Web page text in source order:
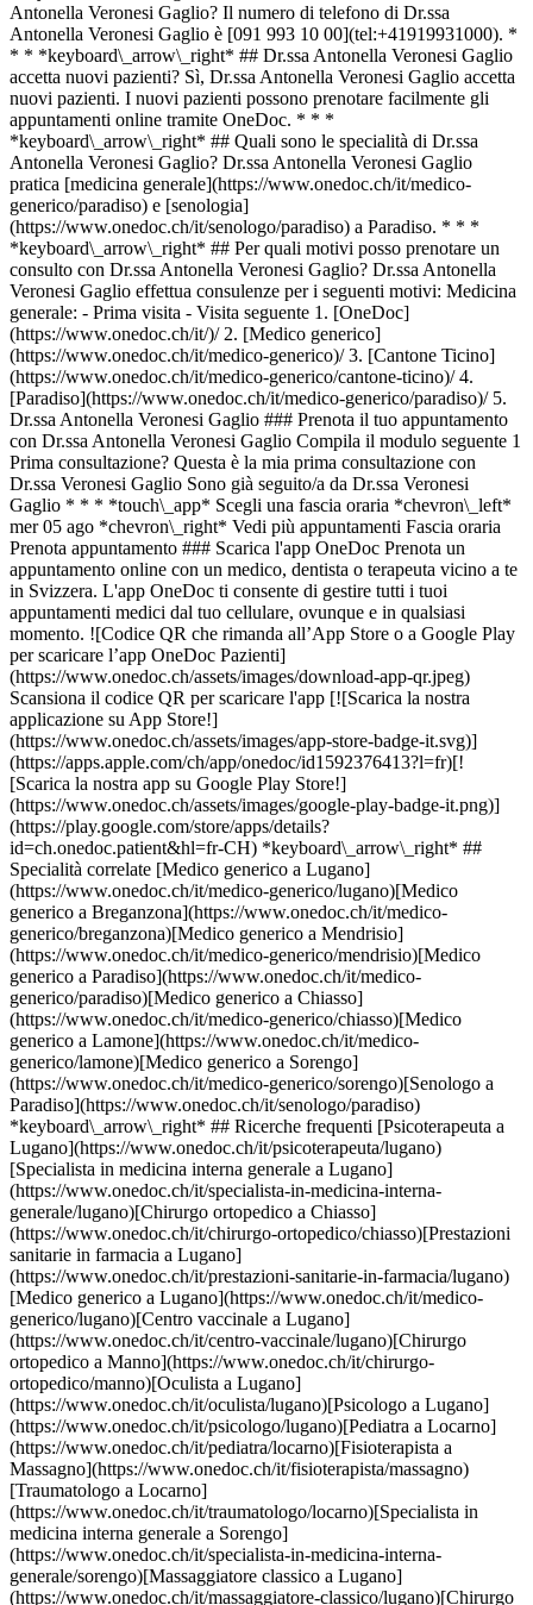
Antonella Veronesi Gaglio? Il numero di telefono di Dr.ssa
Antonella Veronesi Gaglio è [091 993 10 00](tel:+41919931000). *
* * *keyboard\_arrow\_right* ## Dr.ssa Antonella Veronesi Gaglio
accetta nuovi pazienti? Sì, Dr.ssa Antonella Veronesi Gaglio accetta
nuovi pazienti. I nuovi pazienti possono prenotare facilmente gli
appuntamenti online tramite OneDoc. * * *
*keyboard\_arrow\_right* ## Quali sono le specialità di Dr.ssa
Antonella Veronesi Gaglio? Dr.ssa Antonella Veronesi Gaglio
pratica [medicina generale](https://www.onedoc.ch/it/medico-
generico/paradiso) e [senologia]
(https://www.onedoc.ch/it/senologo/paradiso) a Paradiso. * * *
*keyboard\_arrow\_right* ## Per quali motivi posso prenotare un
consulto con Dr.ssa Antonella Veronesi Gaglio? Dr.ssa Antonella
Veronesi Gaglio effettua consulenze per i seguenti motivi: Medicina
generale: - Prima visita - Visita seguente 1. [OneDoc](https://www.onedoc.ch/it/)/ 2. [Medico generico](https://www.onedoc.ch/it/medico-generico)/ 3. [Cantone Ticino](https://www.onedoc.ch/it/medico-generico/cantone-ticino)/ 4. [Paradiso](https://www.onedoc.ch/it/medico-generico/paradiso)/ 5. Dr.ssa Antonella Veronesi Gaglio ### Prenota il tuo appuntamento con Dr.ssa Antonella Veronesi Gaglio Compila il modulo seguente 1 Prima consultazione? Questa è la mia prima consultazione con Dr.ssa Veronesi Gaglio Sono già seguito/a da Dr.ssa Veronesi Gaglio * * * *touch\_app* Scegli una fascia oraria *chevron\_left* mer 05 ago *chevron\_right* Vedi più appuntamenti Fascia oraria Prenota appuntamento ### Scarica l'app OneDoc Prenota un appuntamento online con un medico, dentista o terapeuta vicino a te in Svizzera. L'app OneDoc ti consente di gestire tutti i tuoi appuntamenti medici dal tuo cellulare, ovunque e in qualsiasi momento. ![Codice QR che rimanda all’App Store o a Google Play per scaricare l’app OneDoc Pazienti](https://www.onedoc.ch/assets/images/download-app-qr.jpeg) Scansiona il codice QR per scaricare l'app [![Scarica la nostra applicazione su App Store!](https://www.onedoc.ch/assets/images/app-store-badge-it.svg)](https://apps.apple.com/ch/app/onedoc/id1592376413?l=fr)[![Scarica la nostra app su Google Play Store!](https://www.onedoc.ch/assets/images/google-play-badge-it.png)](https://play.google.com/store/apps/details?id=ch.onedoc.patient&hl=fr-CH) *keyboard\_arrow\_right* ## Specialità correlate [Medico generico a Lugano](https://www.onedoc.ch/it/medico-generico/lugano)[Medico generico a Breganzona](https://www.onedoc.ch/it/medico-generico/breganzona)[Medico generico a Mendrisio](https://www.onedoc.ch/it/medico-generico/mendrisio)[Medico generico a Paradiso](https://www.onedoc.ch/it/medico-generico/paradiso)[Medico generico a Chiasso](https://www.onedoc.ch/it/medico-generico/chiasso)[Medico generico a Lamone](https://www.onedoc.ch/it/medico-generico/lamone)[Medico generico a Sorengo](https://www.onedoc.ch/it/medico-generico/sorengo)[Senologo a Paradiso](https://www.onedoc.ch/it/senologo/paradiso) *keyboard\_arrow\_right* ## Ricerche frequenti [Psicoterapeuta a Lugano](https://www.onedoc.ch/it/psicoterapeuta/lugano)[Specialista in medicina interna generale a Lugano](https://www.onedoc.ch/it/specialista-in-medicina-interna-generale/lugano)[Chirurgo ortopedico a Chiasso](https://www.onedoc.ch/it/chirurgo-ortopedico/chiasso)[Prestazioni sanitarie in farmacia a Lugano](https://www.onedoc.ch/it/prestazioni-sanitarie-in-farmacia/lugano)[Medico generico a Lugano](https://www.onedoc.ch/it/medico-generico/lugano)[Centro vaccinale a Lugano](https://www.onedoc.ch/it/centro-vaccinale/lugano)[Chirurgo ortopedico a Manno](https://www.onedoc.ch/it/chirurgo-ortopedico/manno)[Oculista a Lugano](https://www.onedoc.ch/it/oculista/lugano)[Psicologo a Lugano](https://www.onedoc.ch/it/psicologo/lugano)[Pediatra a Locarno](https://www.onedoc.ch/it/pediatra/locarno)[Fisioterapista a Massagno](https://www.onedoc.ch/it/fisioterapista/massagno)[Traumatologo a Locarno](https://www.onedoc.ch/it/traumatologo/locarno)[Specialista in medicina interna generale a Sorengo](https://www.onedoc.ch/it/specialista-in-medicina-interna-generale/sorengo)[Massaggiatore classico a Lugano](https://www.onedoc.ch/it/massaggiatore-classico/lugano)[Chirurgo ortopedico a Lugano](https://www.onedoc.ch/it/chirurgo-ortopedico/lugano)[Chirurgo ortopedico a Locarno](https://www.onedoc.ch/it/chirurgo-ortopedico/locarno)[Cardiologo a Sorengo](https://www.onedoc.ch/it/cardiologo/sorengo)[Chirurgo ortopedico a Bellinzona](https://www.onedoc.ch/it/chirurgo-ortopedico/bellinzona)[Specialista in medicina interna generale a Magadino](https://www.onedoc.ch/it/specialista-in-medicina-interna-generale/magadino)[Specialista in medicina interna generale a Melide](https://www.onedoc.ch/it/specialista-in-medicina-interna-generale/melide)[Dietista a Lugano](https://www.onedoc.ch/it/dietista/lugano) *keyboard\_arrow\_right* ## Cerca un professionista [Elenco dei professionisti](https://www.onedoc.ch/it/elenco) [A](https://www.onedoc.ch/it/elenco/A) [B](https://www.onedoc.ch/it/elenco/B) [C](https://www.onedoc.ch/it/elenco/C) [D](https://www.onedoc.ch/it/elenco/D) [E](https://www.onedoc.ch/it/elenco/E) [F](https://www.onedoc.ch/it/elenco/F) [G](https://www.onedoc.ch/it/elenco/G) [H](https://www.onedoc.ch/it/elenco/H) [I](https://www.onedoc.ch/it/elenco/I) [J](https://www.onedoc.ch/it/elenco/J) [K](https://www.onedoc.ch/it/elenco/K) [L](https://www.onedoc.ch/it/elenco/L) [M](https://www.onedoc.ch/it/elenco/M) [N](https://www.onedoc.ch/it/elenco/N) [O](https://www.onedoc.ch/it/elenco/O) [P](https://www.onedoc.ch/it/elenco/P) [Q](https://www.onedoc.ch/it/elenco/Q) [R](https://www.onedoc.ch/it/elenco/R) [S](https://www.onedoc.ch/it/elenco/S) [T](https://www.onedoc.ch/it/elenco/T) [U](https://www.onedoc.ch/it/elenco/U) [V](https://www.onedoc.ch/it/elenco/V) [W](https://www.onedoc.ch/it/elenco/W) [X](https://www.onedoc.ch/it/elenco/X) [Y](https://www.onedoc.ch/it/elenco/Y) [Z](https://www.onedoc.ch/it/elenco/Z) ## OneDoc [Sono un professionista](https://info.onedoc.ch/it/) [Su di noi](https://info.onedoc.ch/it/nostra-missione/) [News e premi](https://info.onedoc.ch/it/media/) [Lavora con noi](https://career.onedoc.ch/it) [Centro privacy](https://privacy.onedoc.ch/it/) [Gestione dei cookie](javascript:Didomi.preferences.show%28%29) [Centro di assistenza](https://help.onedoc.ch/it/) ## Lingue [Deutsch](https://www.onedoc.ch/de/hausarztin-allgemeinmedizinerin/paradiso/pcbv4/dr-antonella-veronesi-gaglio) [Français](https://www.onedoc.ch/fr/medecin-generaliste/paradiso/pcbv4/dr-antonella-veronesi-gaglio) [Italiano](https://www.onedoc.ch/it/medico-generico/paradiso/pcbv4/dr-antonella-veronesi-gaglio) [English](https://www.onedoc.ch/en/general-practitioner-gp/paradiso/pcbv4/dr-antonella-veronesi-gaglio) ## Specialità correlate [Medico generico a Lugano](https://www.onedoc.ch/it/medico-generico/lugano) [Medico generico a Breganzona](https://www.onedoc.ch/it/medico-generico/breganzona) [Medico generico a Mendrisio](https://www.onedoc.ch/it/medico-generico/mendrisio) [Medico generico a Paradiso](https://www.onedoc.ch/it/medico-generico/paradiso) [Medico generico a Chiasso](https://www.onedoc.ch/it/medico-generico/chiasso) [Medico generico a Lamone](https://www.onedoc.ch/it/medico-generico/lamone) [Medico generico a Sorengo](https://www.onedoc.ch/it/medico-generico/sorengo) [Senologo a Paradiso](https://www.onedoc.ch/it/senologo/paradiso) ## Ricerche frequenti [Psicoterapeuta a Lugano](https://www.onedoc.ch/it/psicoterapeuta/lugano) [Specialista in medicina interna generale a Lugano](https://www.onedoc.ch/it/specialista-in-medicina-interna-generale/lugano) [Chirurgo ortopedico a Chiasso](https://www.onedoc.ch/it/chirurgo-ortopedico/chiasso) [Prestazioni sanitarie in farmacia a Lugano](https://www.onedoc.ch/it/prestazioni-sanitarie-in-farmacia/lugano) [Medico generico a Lugano](https://www.onedoc.ch/it/medico-generico/lugano) [Centro vaccinale a Lugano](https://www.onedoc.ch/it/centro-vaccinale/lugano) [Chirurgo ortopedico a Manno](https://www.onedoc.ch/it/chirurgo-ortopedico/manno) [Oculista a Lugano](https://www.onedoc.ch/it/oculista/lugano) [Psicologo a Lugano](https://www.onedoc.ch/it/psicologo/lugano) [Pediatra a Locarno](https://www.onedoc.ch/it/pediatra/locarno) [Fisioterapista a Massagno](https://www.onedoc.ch/it/fisioterapista/massagno) [Traumatologo a Locarno](https://www.onedoc.ch/it/traumatologo/locarno) [Specialista in medicina interna generale a Sorengo](https://www.onedoc.ch/it/specialista-in-medicina-interna-generale/sorengo) [Massaggiatore classico a Lugano](https://www.onedoc.ch/it/massaggiatore-classico/lugano) [Chirurgo ortopedico a Lugano](https://www.onedoc.ch/it/chirurgo-ortopedico/lugano) [Chirurgo ortopedico a Locarno](https://www.onedoc.ch/it/chirurgo-ortopedico/locarno) [Cardiologo a Sorengo](https://www.onedoc.ch/it/cardiologo/sorengo) [Chirurgo ortopedico a Bellinzona](https://www.onedoc.ch/it/chirurgo-ortopedico/bellinzona) [Specialista in medicina interna generale a Magadino](https://www.onedoc.ch/it/specialista-in-medicina-interna-generale/magadino) [Specialista in medicina interna generale a Melide](https://www.onedoc.ch/it/specialista-in-medicina-interna-generale/melide) [Dietista a Lugano](https://www.onedoc.ch/it/dietista/lugano) [![Icona Facebook](https://www.onedoc.ch/assets/images/icons/facebook.svg)](https://facebook.com/onedoc.ch/)[![Icona LinkedIn](https://www.onedoc.ch/assets/images/icons/linkedin.svg)](https://linkedin.com/company/onedoc.ch/)[![Icona Instagram](https://www.onedoc.ch/assets/images/icons/instagram.svg)](https://www.instagram.com/onedoc.ch/)[![Icona X](https://www.onedoc.ch/assets/images/icons/x.svg)](https://twitter.com/OneDoc_ch)[![Icona YouTube](https://www.onedoc.ch/assets/images/icons/youtube.svg)](https://www.youtube.com/channel/UCWnlE63em_m8ZioBA5n8Z6w) Cerca un professionista [Elenco dei professionisti](https://www.onedoc.ch/it/elenco)[A](https://www.onedoc.ch/it/elenco/a)[B](https://www.onedoc.ch/it/elenco/b)[C](https://www.onedoc.ch/it/elenco/c)[D](https://www.onedoc.ch/it/elenco/d)[E](https://www.onedoc.ch/it/elenco/e)[F](https://www.onedoc.ch/it/elenco/f)[G](https://www.onedoc.ch/it/elenco/g)[H](https://www.onedoc.ch/it/elenco/h)[I](https://www.onedoc.ch/it/elenco/i)[J](https://www.onedoc.ch/it/elenco/j)[K](https://www.onedoc.ch/it/elenco/k)[L](https://www.onedoc.ch/it/elenco/l)[M](https://www.onedoc.ch/it/elenco/m)[N](https://www.onedoc.ch/it/elenco/n)[O](https://www.onedoc.ch/it/elenco/o)[P](https://www.onedoc.ch/it/elenco/p)[Q](https://www.onedoc.ch/it/elenco/q)[R](https://www.onedoc.ch/it/elenco/r)[S](https://www.onedoc.ch/it/elenco/s)[T](https://www.onedoc.ch/it/elenco/t)[U](https://www.onedoc.ch/it/elenco/u)[V](https://www.onedoc.ch/it/elenco/v)[W](https://ww